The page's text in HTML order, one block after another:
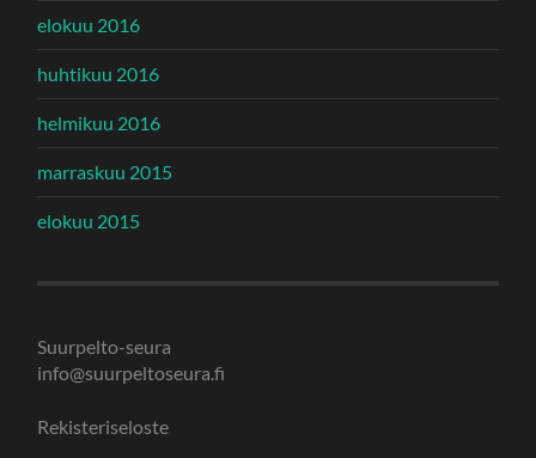
elokuu 2016
huhtikuu 2016
helmikuu 2016
marraskuu 2015
elokuu 2015
Suurpelto-seura
info@suurpeltoseura.fi
Rekisteriseloste